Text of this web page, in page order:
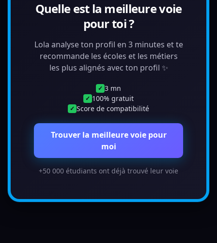
Quelle est la meilleure voie
pour toi ?
Lola analyse ton profil en 3 minutes et te
recommande les écoles et les métiers
les plus alignés avec ton profil ✨
✓ 3 mn
✓ 100% gratuit
✓ Score de compatibilité
Trouver la meilleure voie pour
moi
+50 000 étudiants ont déjà trouvé leur voie